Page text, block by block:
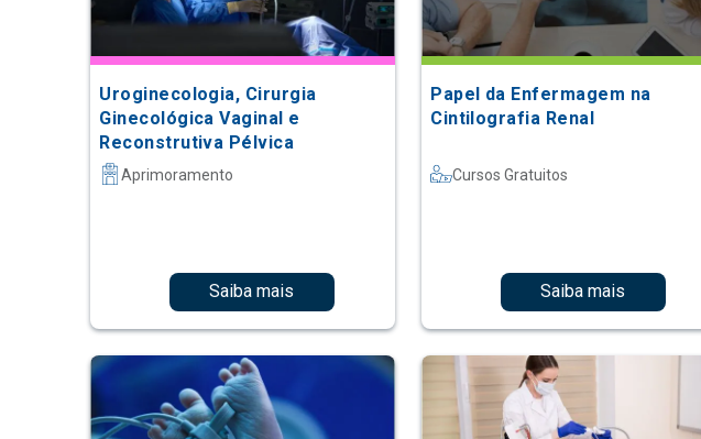
Uroginecologia, Cirurgia
Ginecológica Vaginal e
Reconstrutiva Pélvica
Aprimoramento
Saiba mais
Papel da Enfermagem na
Cintilografia Renal
Cursos Gratuitos
Saiba mais